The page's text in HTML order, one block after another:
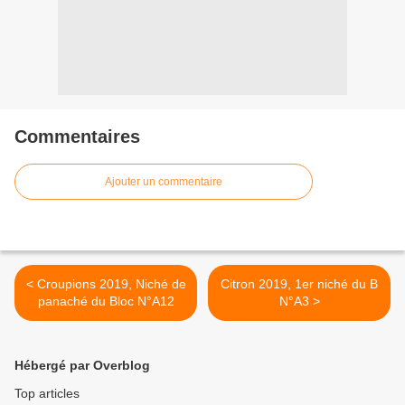
Commentaires
Ajouter un commentaire
< Croupions 2019, Niché de
panaché du Bloc N°A12
Citron 2019, 1er niché du B
N°A3 >
Hébergé par Overblog
Top articles